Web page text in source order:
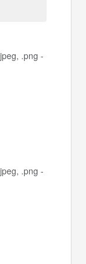
.png -
.png -